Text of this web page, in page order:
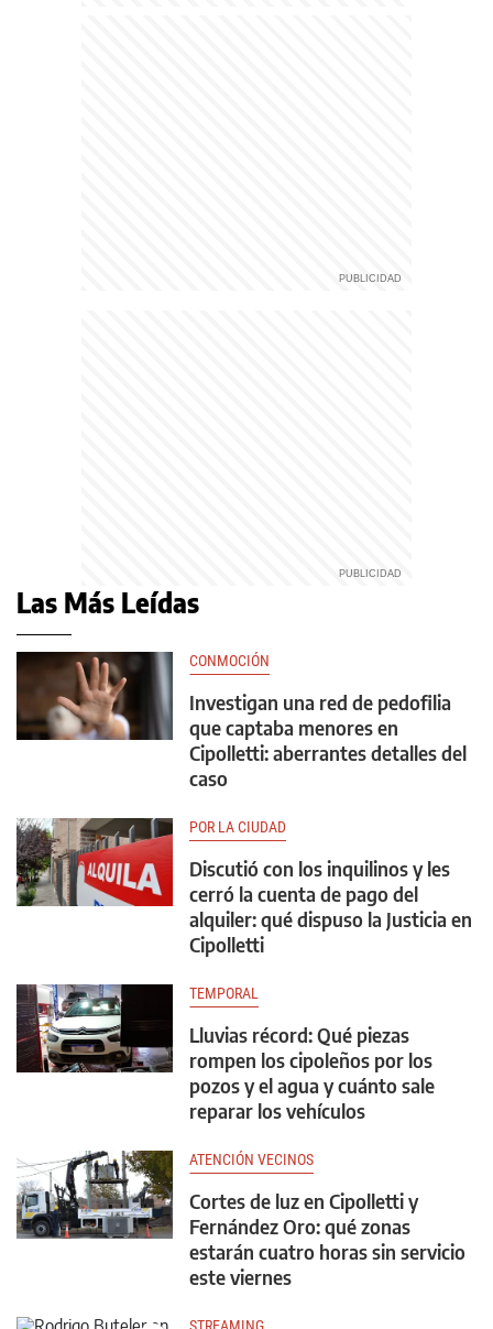
Las Más Leídas
CONMOCIÓN
Investigan una red de pedofilia
que captaba menores en
Cipolletti: aberrantes detalles del
caso
POR LA CIUDAD
Discutió con los inquilinos y les
cerró la cuenta de pago del
alquiler: qué dispuso la Justicia en
Cipolletti
TEMPORAL
Lluvias récord: Qué piezas
rompen los cipoleños por los
pozos y el agua y cuánto sale
reparar los vehículos
ATENCIÓN VECINOS
Cortes de luz en Cipolletti y
Fernández Oro: qué zonas
estarán cuatro horas sin servicio
este viernes